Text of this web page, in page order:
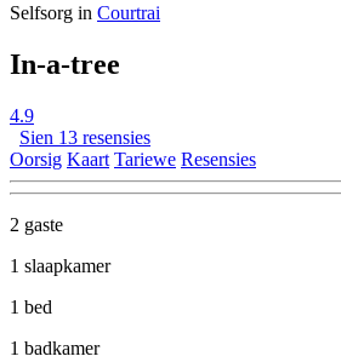
Selfsorg in Courtrai
In-a-tree
4.9
Sien 13 resensies
Oorsig Kaart Tariewe Resensies
2 gaste
1 slaapkamer
1 bed
1 badkamer